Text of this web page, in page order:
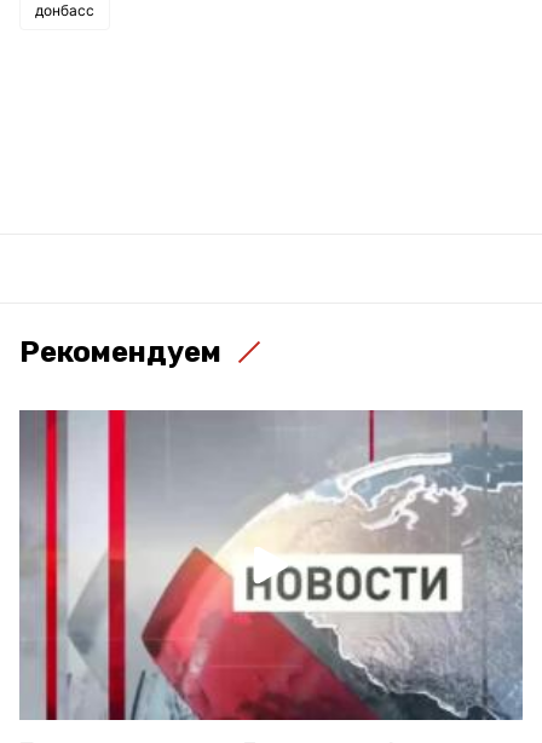
донбасс
Рекомендуем